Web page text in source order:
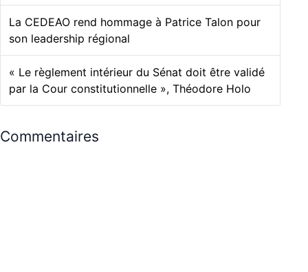
La CEDEAO rend hommage à Patrice Talon pour
son leadership régional
« Le règlement intérieur du Sénat doit être validé
par la Cour constitutionnelle », Théodore Holo
Commentaires